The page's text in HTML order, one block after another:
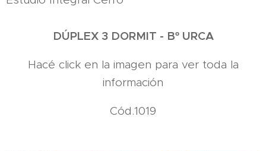
DÚPLEX 3 DORMIT - Bº URCA
Hacé click en la imagen para ver toda la
información
Cód.1019